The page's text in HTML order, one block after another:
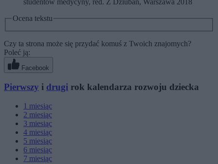
studentów medycyny, red. Z Dziuban, Warszawa 2018
Ocena tekstu
Czy ta strona może się przydać komuś z Twoich znajomych?
Poleć ją:
Facebook
Pierwszy i drugi rok kalendarza rozwoju dziecka
1 miesiąc
2 miesiąc
3 miesiąc
4 miesiąc
5 miesiąc
6 miesiąc
7 miesiąc